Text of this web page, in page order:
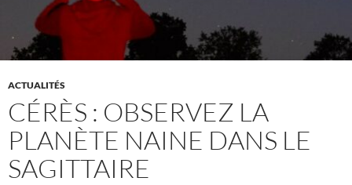
ACTUALITÉS
CÉRÈS : OBSERVEZ LA
PLANÈTE NAINE DANS LE
SAGITTAIRE